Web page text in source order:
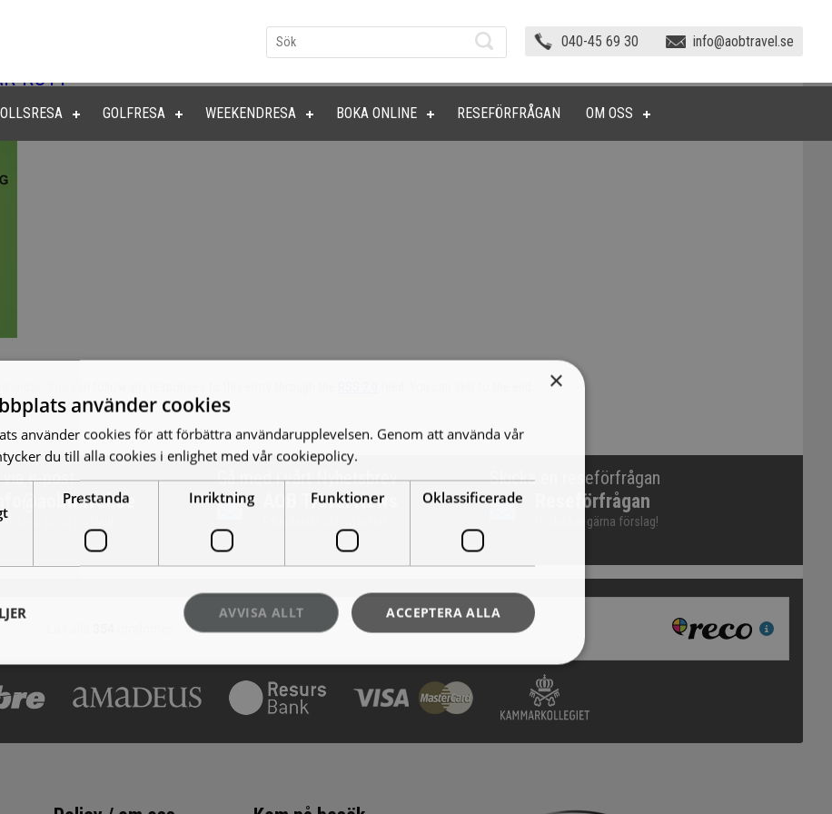
040-45 69 30 info@aobtravel.se
GOLFRESA WEEKENDRESA BOKA ONLINE RESEFÖRFRÅGAN OM OSS
RUTT
under . You can follow any responses to this entry through the
e-post
skickar gärna förslag!
Gå med i vårt Nyhetsbrev
AOB Travel News
Skicka en reseförfrågan
Reseförfrågan
Vi skickar gärna förslag!
×
använder cookies
använder cookies för att förbättra användarupplevelsen. Genom att använda vår
du till alla cookies i enlighet med vår cookiepolicy.
Prestanda Inriktning Funktioner Oklassificerade
ACCEPTERA ALLA
AVVISA ALLT